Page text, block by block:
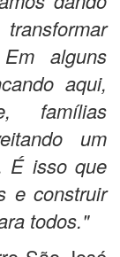
alguns
aqui,
famílias
um
É isso que
e construir
todos."